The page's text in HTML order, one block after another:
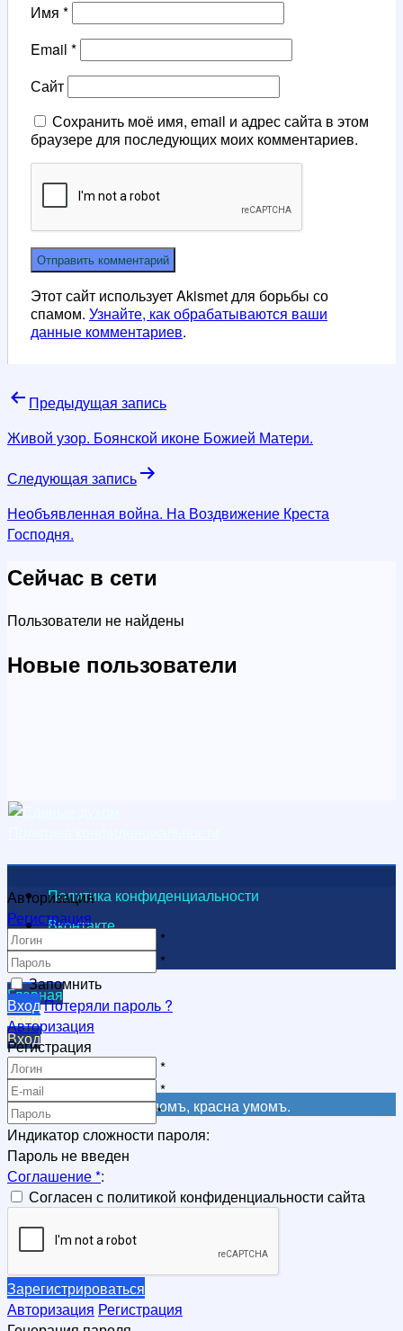
Имя *
Email *
Сайт
Сохранить моё имя, email и адрес сайта в этом
браузере для последующих моих комментариев.
Этот сайт использует Akismet для борьбы со
спамом. Узнайте, как обрабатываются ваши
данные комментариев.
Навигация
по
Предыдущая запись
Живой узор. Боянской иконе Божией Матери.
Следующая запись
Необъявленная война. На Воздвижение Креста
Господня.
Сейчас в сети
Пользователи не найдены
Новые пользователи
Политика конфиденциальности
Вконтакте
Видеоканал
Главная
Вход
Вход
Регистрация
Регистрация
Не красна книга письмомъ, красна умомъ.
Авторизация
Регистрация
*
*
Запомнить
ВходПотеряли пароль ?
Авторизация
Регистрация
*
*
*
Индикатор сложности пароля:
Пароль не введен
Соглашение*:
Согласен с политикой конфиденциальности сайта
Зарегистрироваться
Авторизация Регистрация